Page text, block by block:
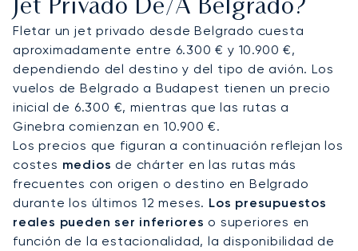
gastronomía de alta calidad y total privacidad.
Muchos clientes eligen esta ruta para reuniones
regionales de alto nivel o para asistir a la Feria de
Belgrado.
Con dos décadas de experiencia, LunaJets fue el
primer bróker de aviación privada europeo en
obtener la certificación Argus®, lo que refleja
nuestro compromiso con la seguridad, la
integridad y la flexibilidad. Para sus vuelos a
Belgrado, aseguramos slots de llegada
convenientes durante los principales foros de
negocios, festivales culturales o eventos
Jet Privado De/a Belgrado?
Fletar un jet privado desde Belgrado cuesta
aproximadamente entre 6.300 € y 10.900 €,
dependiendo del destino y del tipo de avión. Los
vuelos de Belgrado a Budapest tienen un precio
inicial de 6.300 €, mientras que las rutas a
Ginebra comienzan en 10.900 €.
Los precios que figuran a continuación reflejan los
costes medios de chárter en las rutas más
frecuentes con origen o destino en Belgrado
durante los últimos 12 meses. Los presupuestos
reales pueden ser inferiores o superiores en
función de la estacionalidad, la disponibilidad de